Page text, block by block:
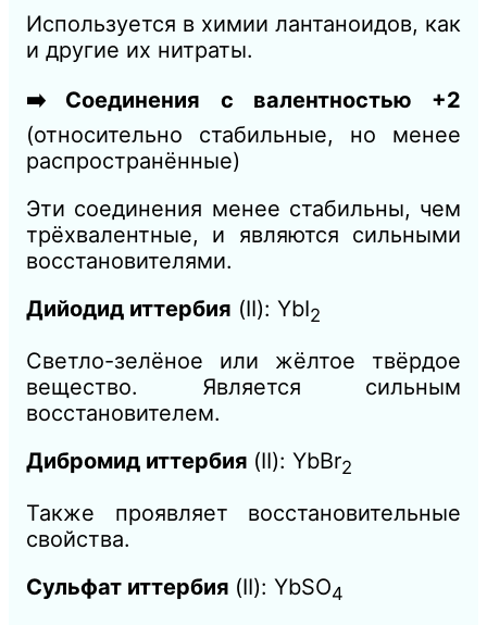
Используется в химии лантаноидов, как
и другие их нитраты.
➡️ Соединения с валентностью +2
(относительно стабильные, но менее
распространённые)
Эти соединения менее стабильны, чем
трёхвалентные, и являются сильными
восстановителями.
Дийодид иттербия (II): YbI2
Светло-зелёное или жёлтое твёрдое
вещество. Является сильным
восстановителем.
Дибромид иттербия (II): YbBr2
Также проявляет восстановительные
свойства.
Сульфат иттербия (II): YbSO4